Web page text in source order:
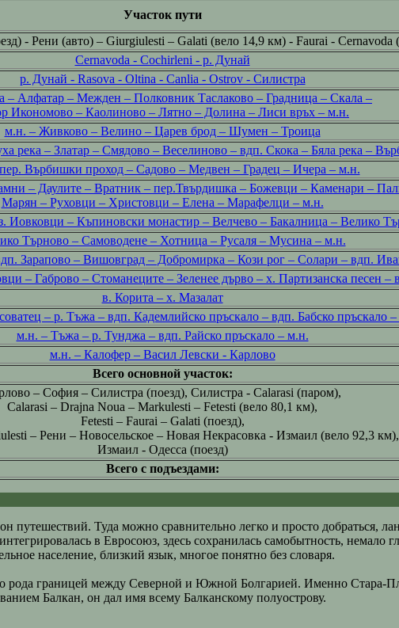
Участок пути
- Рени (авто) – Giurgiulesti – Galati (вело 14,9 км) - Faurai - Cernavoda
Cernavoda - Cochirleni - р. Дунай
р. Дунай - Rasova - Oltina - Canlia - Ostrov - Силистра
– Алфатар – Межден – Полковник Таслаково – Градница – Скала –
Икономово – Каолиново – Лятно – Долина – Лиси връх – м.н.
м.н. – Живково – Велино – Царев брод – Шумен – Троица
река – Златар – Смядово – Веселиново – вдп. Скока – Бяла река –
Върбишки проход – Садово – Медвен – Градец – Ичера – м.н.
– Даулите – Вратник – пер.Твърдишка – Божевци – Каменари –
Марян – Руховци – Христовци – Елена – Марафелци – м.н.
Иовковци – Къпиновски монастир – Велчево – Бакалница – Велико
Търново – Самоводене – Хотница – Русаля – Мусина – м.н.
Зарапово – Вишовград – Добромирка – Кози рог – Солари – вдп.
– Габрово – Стоманеците – Зеленее дърво – х. Партизанска песен –
в. Корита – х. Мазалат
– р. Тъжа – вдп. Кадемлийско пръскало – вдп. Бабско пръскало
м.н. – Тъжа – р. Тунджа – вдп. Райско пръскало – м.н.
м.н. – Калофер – Васил Левски - Карлово
Всего основной участок:
– София – Силистра (поезд), Силистра - Calarasi (паром),
Calarasi – Drajna Noua – Markulesti – Fetesti (вело 80,1 км),
Fetesti – Faurai – Galati (поезд),
– Рени – Новосельское – Новая Некрасовка - Измаил (вело 92,3 км),
Измаил - Одесса (поезд)
Всего с подъездами:
путешествий. Туда можно сравнительно легко и просто добраться,
в Евросоюз, здесь сохранилась самобытность,
население, близкий язык, многое понятно без словаря.
рода границей между Северной и Южной Болгарией. Именно
Балкан, он дал имя всему Балканскому полуострову.